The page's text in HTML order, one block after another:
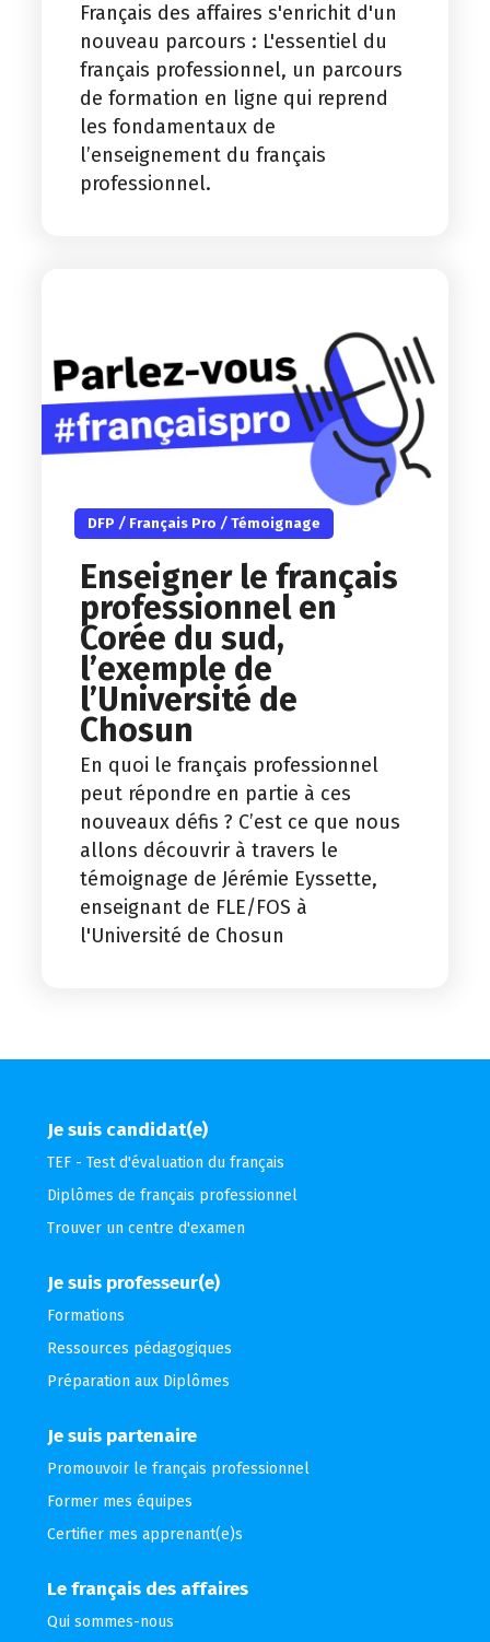
Français des affaires s'enrichit d'un
nouveau parcours : L'essentiel du
français professionnel, un parcours
de formation en ligne qui reprend
les fondamentaux de
l’enseignement du français
professionnel.
DFP / Français Pro / Témoignage
Enseigner le français
professionnel en
Corée du sud,
l’exemple de
l’Université de
Chosun
En quoi le français professionnel
peut répondre en partie à ces
nouveaux défis ? C’est ce que nous
allons découvrir à travers le
témoignage de Jérémie Eyssette,
enseignant de FLE/FOS à
l'Université de Chosun
Je suis candidat(e)
TEF - Test d'évaluation du français
Diplômes de français professionnel
Trouver un centre d'examen
Je suis professeur(e)
Formations
Ressources pédagogiques
Préparation aux Diplômes
Je suis partenaire
Promouvoir le français professionnel
Former mes équipes
Certifier mes apprenant(e)s
Le français des affaires
Qui sommes-nous